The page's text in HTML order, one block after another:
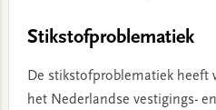
Stikstofproblematiek
De stikstofproblematiek heeft
het Nederlandse vestigings-